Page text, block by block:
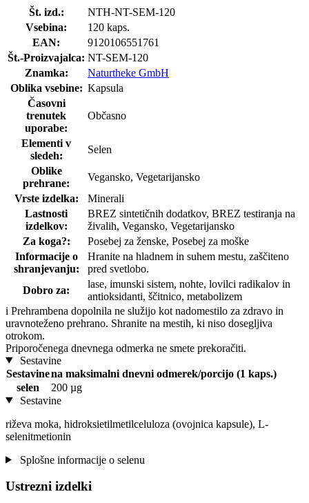
Št. izd.:
NTH-NT-SEM-120
Vsebina:
120 kaps.
EAN:
9120106551761
Št.-Proizvajalca: NT-SEM-120
Znamka:
Naturtheke GmbH
Oblika vsebine: Kapsula
Časovni
trenutek
uporabe:
Občasno
Elementi v
sledeh:
Selen
Oblike
prehrane:
Vegansko, Vegetarijansko
Vrste izdelka:
Minerali
Lastnosti
izdelkov:
BREZ sintetičnih dodatkov, BREZ testiranja na
živalih, Vegansko, Vegetarijansko
Za koga?:
Posebej za ženske, Posebej za moške
Informacije o
shranjevanju:
Hranite na hladnem in suhem mestu, zaščiteno
pred svetlobo.
Dobro za:
lase, imunski sistem, nohte, lovilci radikalov in
antioksidanti, ščitnico, metabolizem
i Prehrambena dopolnila ne služijo kot nadomestilo za zdravo in
uravnoteženo prehrano. Shranite na mestih, ki niso dosegljiva
otrokom.
Priporočenega dnevnega odmerka ne smete prekoračiti.
Sestavine
Sestavinena maksimalni dnevni odmerek/porcijo (1 kaps.)
selen
200 µg
Sestavine
riževa moka, hidroksietilmetilceluloza (ovojnica kapsule), L-
selenitmetionin
Splošne informacije o selenu
Ustrezni izdelki